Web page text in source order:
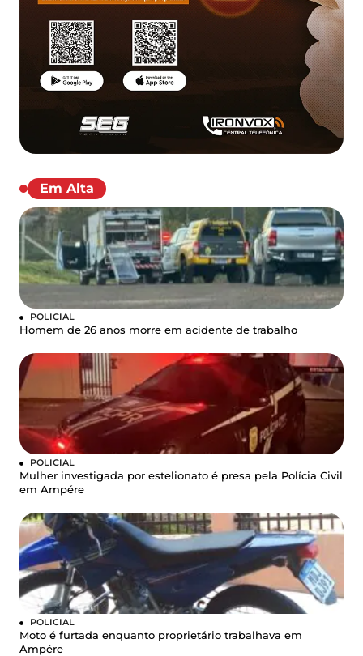
Em Alta
POLICIAL
Homem de 26 anos morre em acidente de trabalho
POLICIAL
Mulher investigada por estelionato é presa pela Polícia Civil
em Ampére
POLICIAL
Moto é furtada enquanto proprietário trabalhava em
Ampére